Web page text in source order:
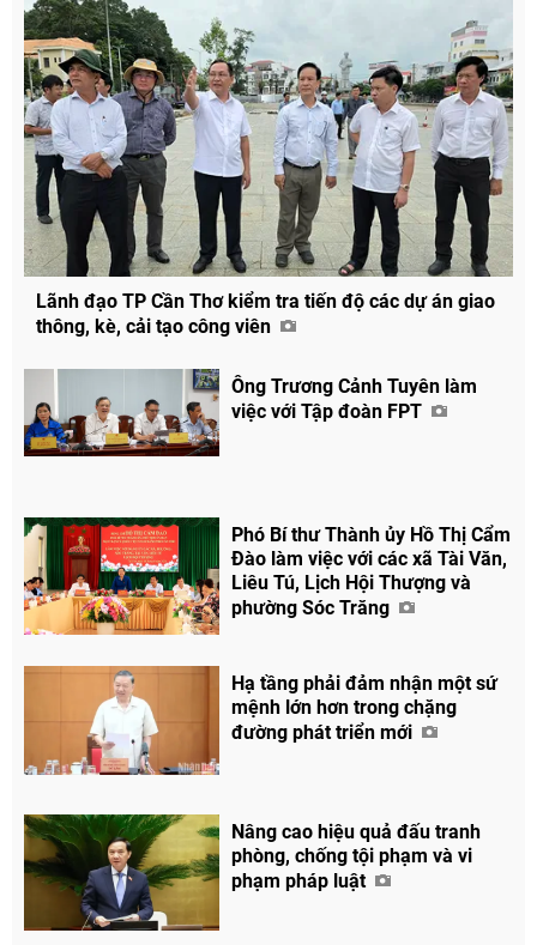
Lãnh đạo TP Cần Thơ kiểm tra tiến độ các dự án giao
thông, kè, cải tạo công viên
Ông Trương Cảnh Tuyên làm
việc với Tập đoàn FPT
Phó Bí thư Thành ủy Hồ Thị Cẩm
Đào làm việc với các xã Tài Văn,
Liêu Tú, Lịch Hội Thượng và
phường Sóc Trăng
Hạ tầng phải đảm nhận một sứ
mệnh lớn hơn trong chặng
đường phát triển mới
Nâng cao hiệu quả đấu tranh
phòng, chống tội phạm và vi
phạm pháp luật